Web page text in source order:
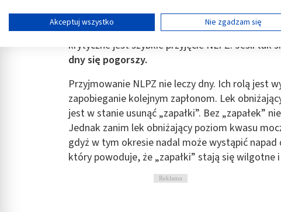
Gdy rozpoczyna się atak dny, jedna z
krytyczne jest szybkie przyjęcie NLPZ. Jeśli tak
dny się pogorszy.
Przyjmowanie NLPZ nie leczy dny. Ich rolą jest
zapobieganie kolejnym zapłonom. Lek
jest w stanie usunąć „zapałki”. Bez „zapałek”
Jednak zanim lek obniżający poziom kwasu
gdyż w tym okresie nadal może wystąpić
który powoduje, że „zapałki” stają się wilgotne
Reklama
Tworzenie profili w celu spersonalizowanych reklam
Tworzenie profili w celu personalizacji treści
Wykorzystywanie profili w celu doboru spersonalizowanych treści
Pomiar efektywności reklam
Pomiar efektywności treści
Rozumienie odbiorców dzięki statystyce lub kombinacji danych z
Akceptuj wszystko Nie zgadzam się